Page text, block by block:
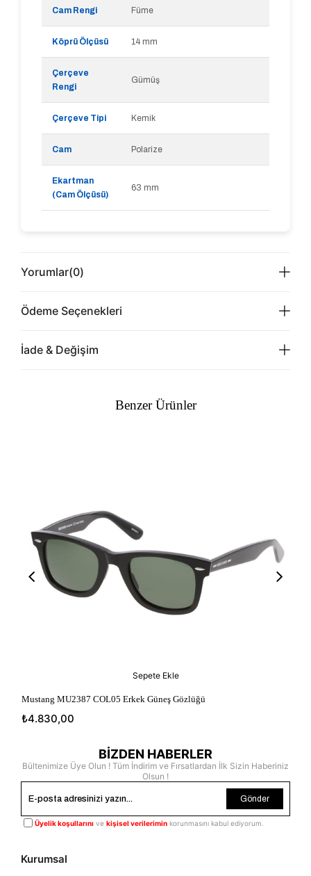
Cam Rengi Füme
Köprü Ölçüsü 14 mm
Çerçeve
Rengi
Gümüş
Çerçeve Tipi Kemik
Cam Polarize
Ekartman
(Cam Ölçüsü)
63 mm
Yorumlar(0)
Ödeme Seçenekleri
İade & Değişim
Benzer Ürünler
Mustang MU2387 COL05 Erkek Güneş Gözlüğü
₺4.830,00
Sepete Ekle
BİZDEN HABERLER
Bültenimize Üye Olun ! Tüm İndirim ve Fırsatlardan İlk Sizin Haberiniz
Olsun !
Gönder
Üyelik koşullarını ve kişisel verilerimin korunmasını kabul ediyorum.
Kurumsal